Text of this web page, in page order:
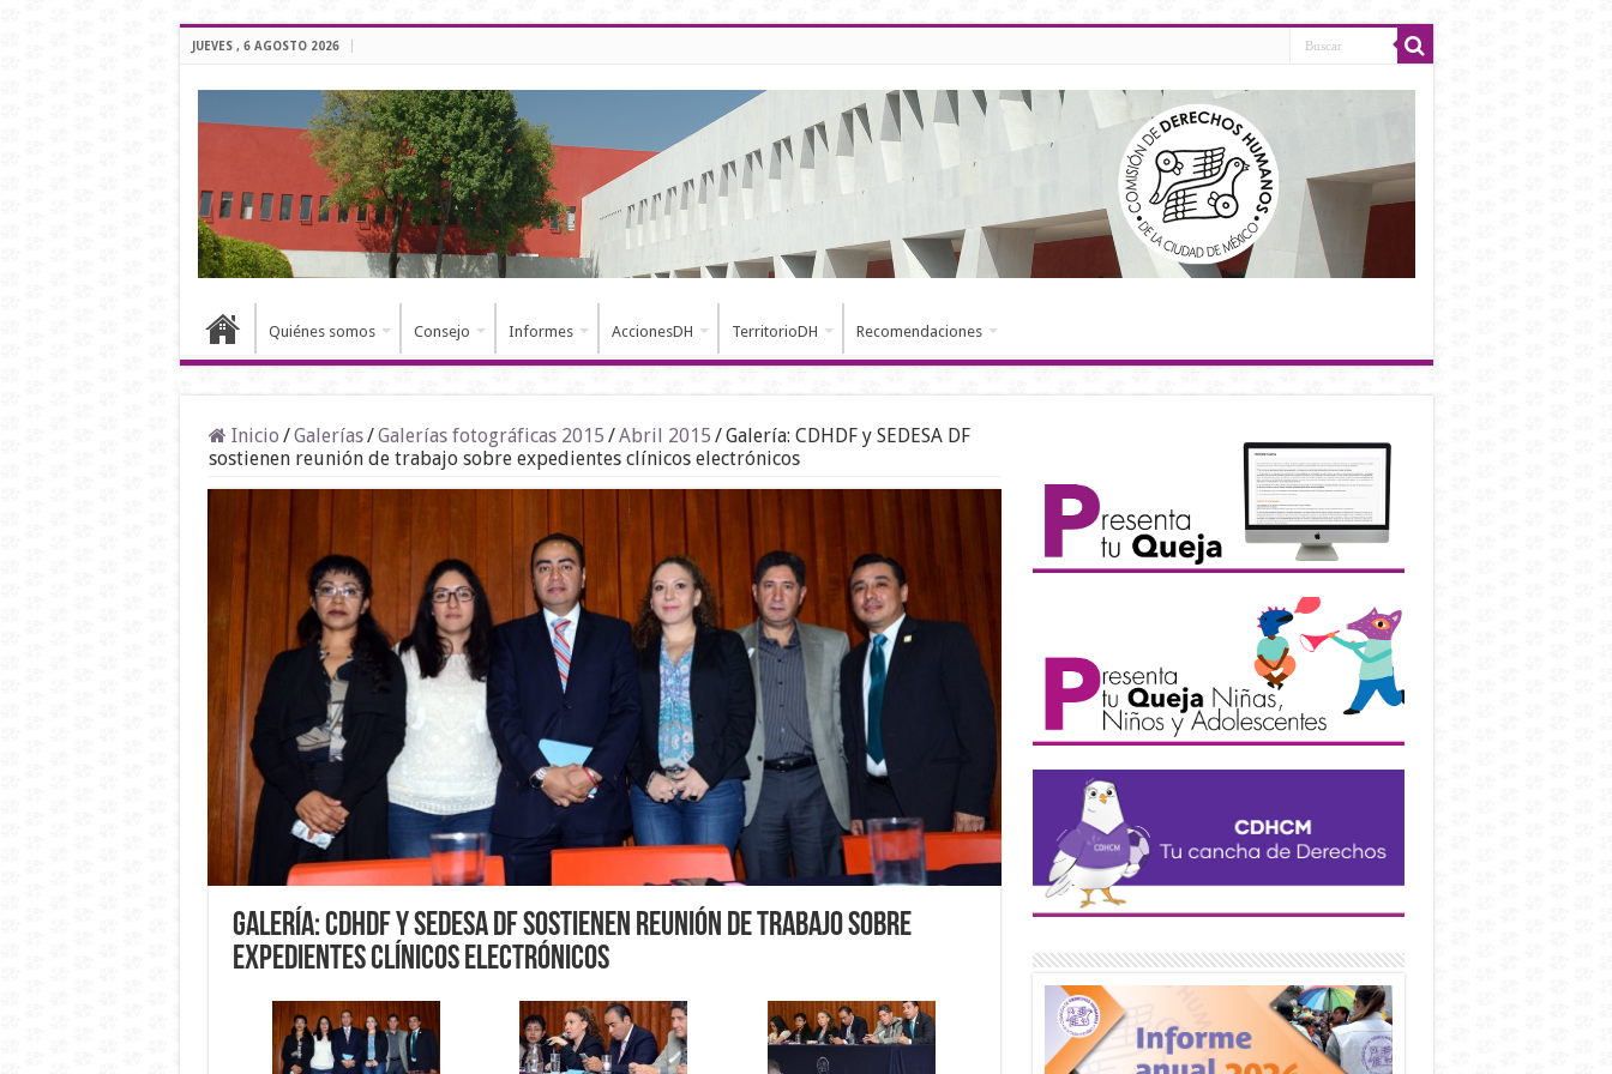
JUEVES , 6 AGOSTO 2026
Quiénes somos Consejo Informes AccionesDH TerritorioDH Recomendaciones
Inicio /Galerías/Galerías fotográficas 2015 /Abril 2015 /Galería: CDHDF y SEDESA DF
sostienen reunión de trabajo sobre expedientes clínicos electrónicos
Galería: CDHDF y SEDESA DF sostienen reunión de trabajo sobre
expedientes clínicos electrónicos